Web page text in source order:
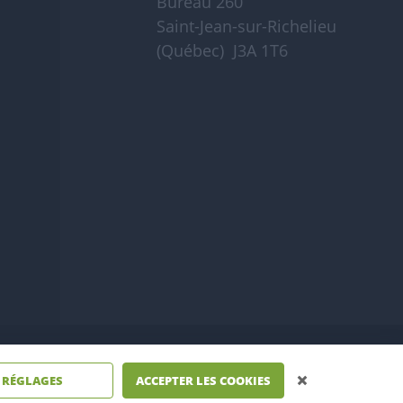
Saint-Jean-sur-Richelieu
(Québec) J3A 1T6
RÉGLAGES ACCEPTER LES COOKIES